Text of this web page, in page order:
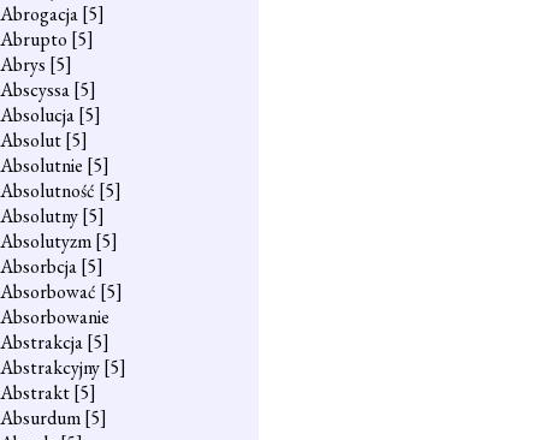
Abrogacja[5]
Abrupto [5]
Abrys [5]
Abscyssa[5]
Absolucja[5]
Absolut[5]
Absolutnie [5]
Absolutność [5]
Absolutny[5]
Absolutyzm[5]
Absorbcja[5]
Absorbować [5]
Absorbowanie
Abstrakcja[5]
Abstrakcyjny[5]
Abstrakt[5]
Absurdum[5]